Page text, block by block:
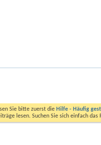
Sie bitte zuerst die Hilfe - Häufig
lesen. Suchen Sie sich einfach